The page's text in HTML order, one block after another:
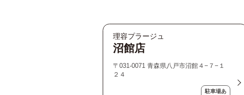
理容プラージュ
沼館店
〒031-0071 青森県八戸市沼館４−７−１
２４
駐車場あ